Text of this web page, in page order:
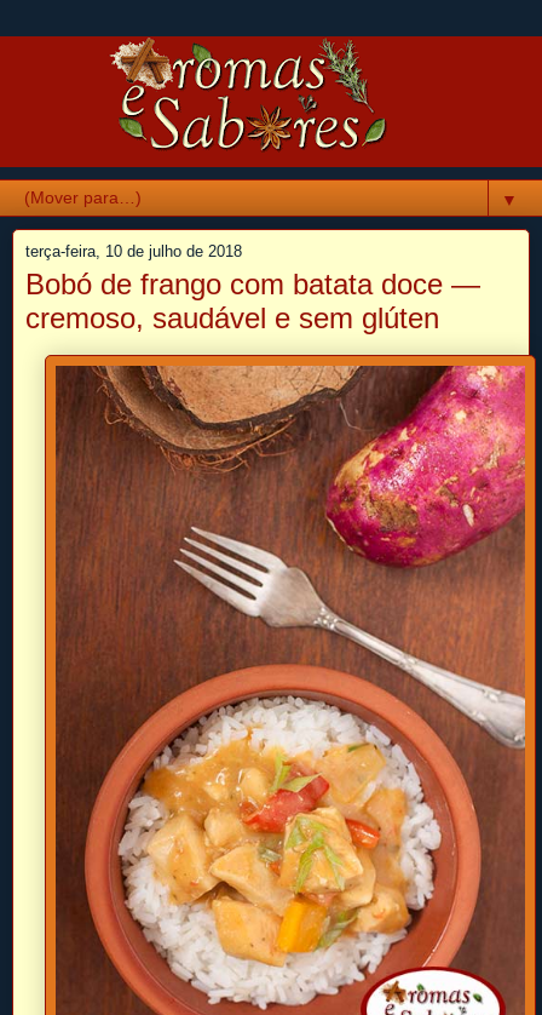
▼
terça-feira, 10 de julho de 2018
Bobó de frango com batata doce —
cremoso, saudável e sem glúten